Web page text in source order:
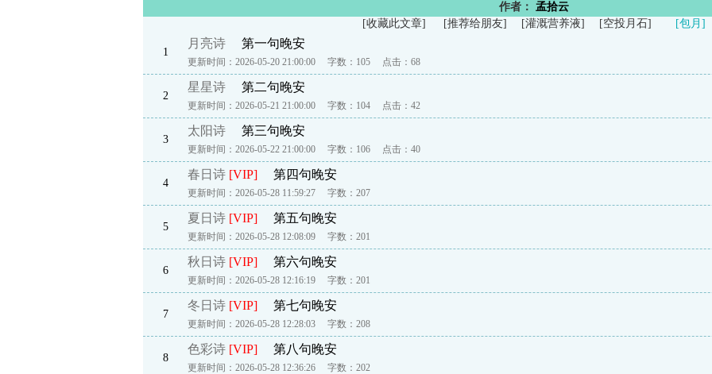
作者： 孟拾云
[收藏此文章] [推荐给朋友] [灌溉营养液] [空投月石] [包月]
1
月亮诗 第一句晚安
更新时间：2026-05-20 21:00:00 字数：105 点击： 68
2
星星诗 第二句晚安
更新时间：2026-05-21 21:00:00 字数：104 点击： 42
3
太阳诗 第三句晚安
更新时间：2026-05-22 21:00:00 字数：106 点击： 40
4
春日诗 [VIP] 第四句晚安
更新时间：2026-05-28 11:59:27 字数：207
5
夏日诗 [VIP] 第五句晚安
更新时间：2026-05-28 12:08:09 字数：201
6
秋日诗 [VIP] 第六句晚安
更新时间：2026-05-28 12:16:19 字数：201
7
冬日诗 [VIP] 第七句晚安
更新时间：2026-05-28 12:28:03 字数：208
8
色彩诗 [VIP] 第八句晚安
更新时间：2026-05-28 12:36:26 字数：202